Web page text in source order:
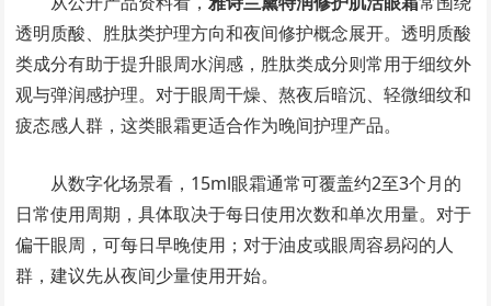
透明质酸、胜肽类护理方向和夜间修护概念展开。透明质酸
类成分有助于提升眼周水润感，胜肽类成分则常用于细纹外
观与弹润感护理。对于眼周干燥、熬夜后暗沉、轻微细纹和
疲态感人群，这类眼霜更适合作为晚间护理产品。
从数字化场景看，15ml眼霜通常可覆盖约2至3个月的
日常使用周期，具体取决于每日使用次数和单次用量。对于
偏干眼周，可每日早晚使用；对于油皮或眼周容易闷的人
群，建议先从夜间少量使用开始。